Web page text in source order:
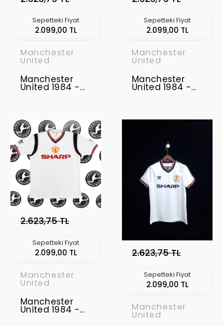
Sepetteki Fiyat
2.099,00 TL
Manchester
United
Manchester
United 1984 -
Sepetteki Fiyat
2.099,00 TL
Manchester
United
Manchester
United 1984 -
2.623,75 TL
Sepetteki Fiyat
2.099,00 TL
Manchester
United
Manchester
United 1984 -
2.623,75 TL
Sepetteki Fiyat
2.099,00 TL
Manchester
United